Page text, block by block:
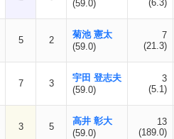
(59.0)
(6.3)
5 2
菊池 憲太
(59.0)
7
(21.3)
7 3
宇田 登志夫
(59.0)
3
(5.1)
3 5
高井 彰大
(59.0)
13
(189.0)